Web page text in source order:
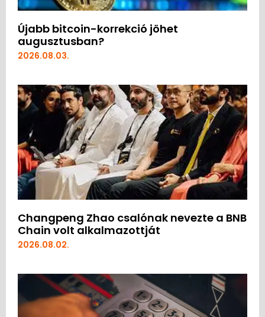
Újabb bitcoin-korrekció jöhet
augusztusban?
2026.08.03.
Changpeng Zhao csalónak nevezte a BNB
Chain volt alkalmazottját
2026.08.02.